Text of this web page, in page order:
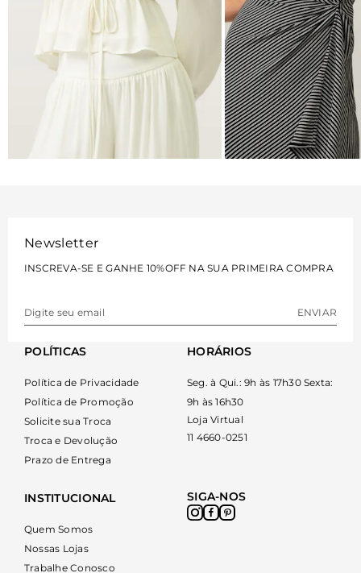
Newsletter
INSCREVA-SE E GANHE 10%OFF NA SUA PRIMEIRA COMPRA
ENVIAR
INSTITUCIONAL
Quem Somos
Nossas Lojas
Trabalhe Conosco
POLÍTICAS
Política de Privacidade
Política de Promoção
Solicite sua Troca
Troca e Devolução
Prazo de Entrega
HORÁRIOS
Seg. à Qui.: 9h às 17h30 Sexta:
9h às 16h30
Loja Virtual
11 4660-0251
SIGA-NOS